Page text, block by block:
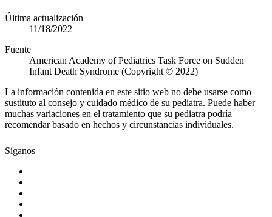
Última actualización
11/18/2022
Fuente
American Academy of Pediatrics Task Force on Sudden
Infant Death Syndrome (Copyright © 2022)
La información contenida en este sitio web no debe usarse como
sustituto al consejo y cuidado médico de su pediatra. Puede haber
muchas variaciones en el tratamiento que su pediatra podría
recomendar basado en hechos y circunstancias individuales.
Síganos